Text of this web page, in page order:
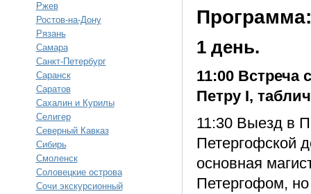
Ржев
Ростов-на-Дону
Рязань
Самара
Санкт-Петербург
Саранск
Саратов
Сахалин и Курилы
Селигер
Северный Кавказ
Сибирь
Смоленск
Соловецкие острова
Сочи экскурсионный
Программа:
1 день.
11:00 Встреча
Петру I,
11:30 Выезд в
Петергофской
основная
Петергофом, но